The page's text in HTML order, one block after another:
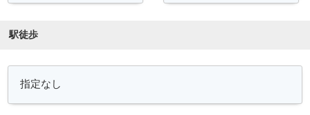
駅徒歩